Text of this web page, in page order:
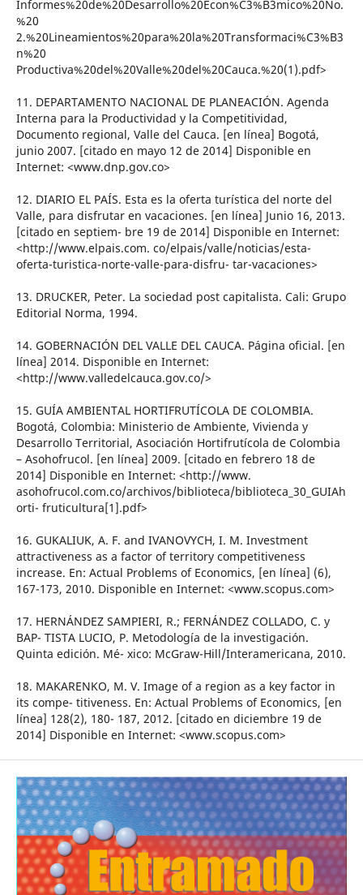
Informes%20de%20Desarrollo%20Econ%C3%B3mico%20No.
%20
2.%20Lineamientos%20para%20la%20Transformaci%C3%B3
n%20
Productiva%20del%20Valle%20del%20Cauca.%20(1).pdf>
11. DEPARTAMENTO NACIONAL DE PLANEACIÓN. Agenda
Interna para la Productividad y la Competitividad,
Documento regional, Valle del Cauca. [en línea] Bogotá,
junio 2007. [citado en mayo 12 de 2014] Disponible en
Internet: <www.dnp.gov.co>
12. DIARIO EL PAÍS. Esta es la oferta turística del norte del
Valle, para disfrutar en vacaciones. [en línea] Junio 16, 2013.
[citado en septiem- bre 19 de 2014] Disponible en Internet:
<http://www.elpais.com. co/elpais/valle/noticias/esta-
oferta-turistica-norte-valle-para-disfru- tar-vacaciones>
13. DRUCKER, Peter. La sociedad post capitalista. Cali: Grupo
Editorial Norma, 1994.
14. GOBERNACIÓN DEL VALLE DEL CAUCA. Página oficial. [en
línea] 2014. Disponible en Internet:
<http://www.valledelcauca.gov.co/>
15. GUÍA AMBIENTAL HORTIFRUTÍCOLA DE COLOMBIA.
Bogotá, Colombia: Ministerio de Ambiente, Vivienda y
Desarrollo Territorial, Asociación Hortifrutícola de Colombia
– Asohofrucol. [en línea] 2009. [citado en febrero 18 de
2014] Disponible en Internet: <http://www.
asohofrucol.com.co/archivos/biblioteca/biblioteca_30_GUIAh
orti- fruticultura[1].pdf>
16. GUKALIUK, A. F. and IVANOVYCH, I. M. Investment
attractiveness as a factor of territory competitiveness
increase. En: Actual Problems of Economics, [en línea] (6),
167-173, 2010. Disponible en Internet: <www.scopus.com>
17. HERNÁNDEZ SAMPIERI, R.; FERNÁNDEZ COLLADO, C. y
BAP- TISTA LUCIO, P. Metodología de la investigación.
Quinta edición. Mé- xico: McGraw-Hill/Interamericana, 2010.
18. MAKARENKO, M. V. Image of a region as a key factor in
its compe- titiveness. En: Actual Problems of Economics, [en
línea] 128(2), 180- 187, 2012. [citado en diciembre 19 de
2014] Disponible en Internet: <www.scopus.com>